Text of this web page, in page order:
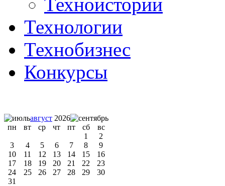
Технологии
Технобизнес
Конкурсы
август 2026
пн
вт ср чт пт сб
вс
1
2
3
4 5 6 7 8
9
10
11 12 13 14 15
16
17
18 19 20 21 22
23
24
25 26 27 28 29
30
31